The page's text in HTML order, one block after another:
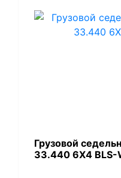
​Грузовой
33.440 6X4 BLS-